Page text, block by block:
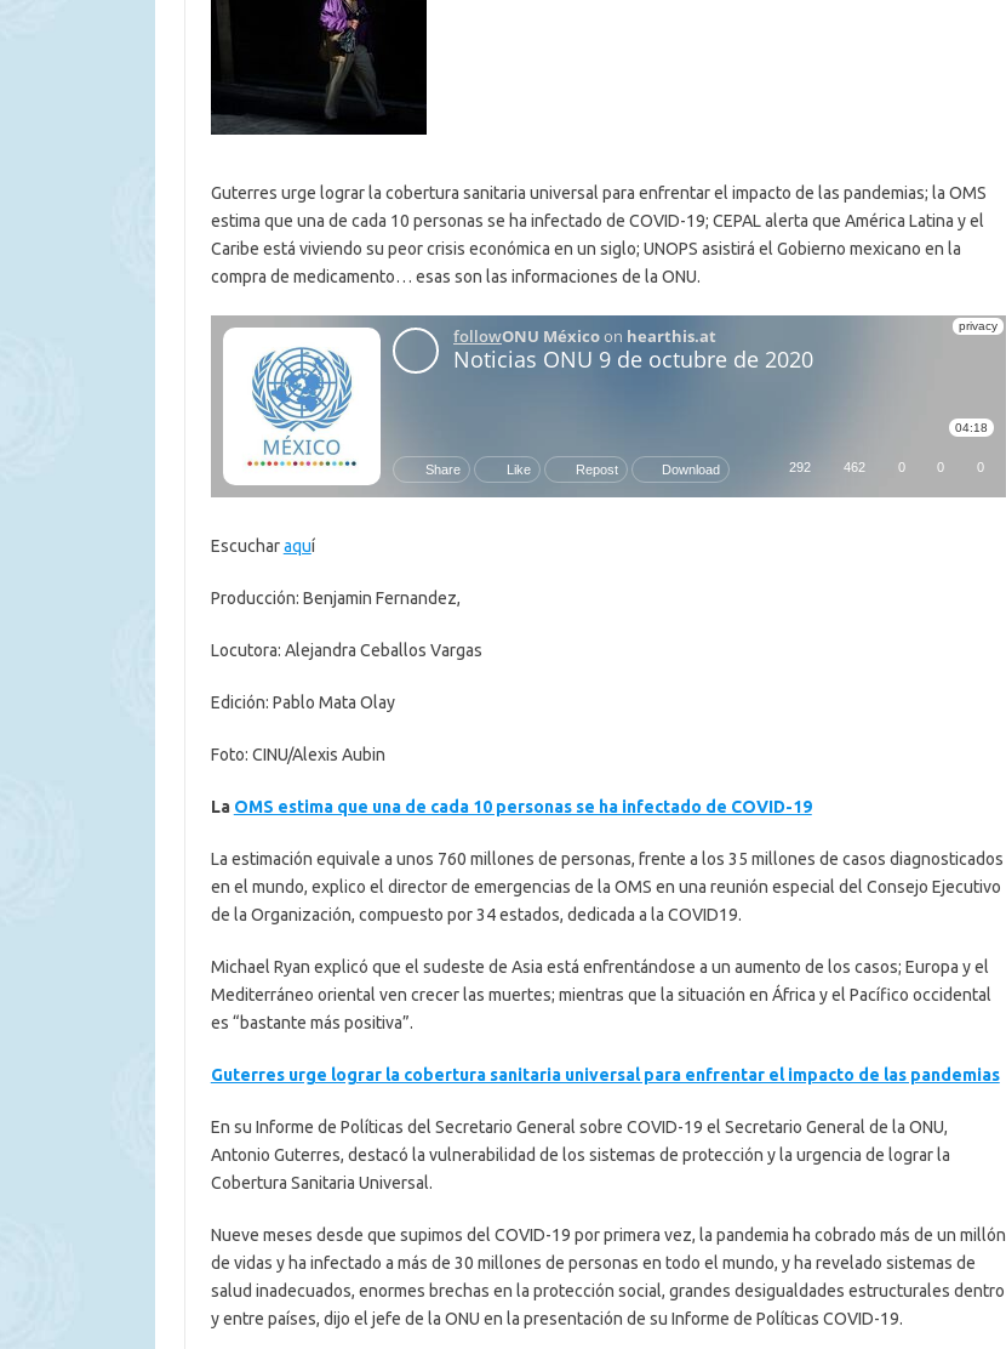
Guterres urge lograr la cobertura sanitaria universal para enfrentar el impacto de las pandemias; la OMS
estima que una de cada 10 personas se ha infectado de COVID-19; CEPAL alerta que América Latina y el
Caribe está viviendo su peor crisis económica en un siglo; UNOPS asistirá el Gobierno mexicano en la
compra de medicamento… esas son las informaciones de la ONU.
Escucharaquí
Producción: Benjamin Fernandez,
Locutora: Alejandra Ceballos Vargas
Edición: Pablo Mata Olay
Foto: CINU/Alexis Aubin
La OMS estima que una de cada 10 personas se ha infectado de COVID-19
La estimación equivale a unos 760 millones de personas, frente a los 35 millones de casos diagnosticados
en el mundo, explico el director de emergencias de la OMS en una reunión especial del Consejo Ejecutivo
de la Organización, compuesto por 34 estados, dedicada a la COVID19.
Michael Ryan explicó que el sudeste de Asia está enfrentándose a un aumento de los casos; Europa y el
Mediterráneo oriental ven crecer las muertes; mientras que la situación en África y el Pacífico occidental
es “bastante más positiva”.
Guterres urge lograr la cobertura sanitaria universal para enfrentar el impacto de las pandemias
En su Informe de Políticas del Secretario General sobre COVID-19 el Secretario General de la ONU,
Antonio Guterres, destacó la vulnerabilidad de los sistemas de protección y la urgencia de lograr la
Cobertura Sanitaria Universal.
Nueve meses desde que supimos del COVID-19 por primera vez, la pandemia ha cobrado más de un millón
de vidas y ha infectado a más de 30 millones de personas en todo el mundo, y ha revelado sistemas de
salud inadecuados, enormes brechas en la protección social, grandes desigualdades estructurales dentro
y entre países, dijo el jefe de la ONU en la presentación de su Informe de Políticas COVID-19.